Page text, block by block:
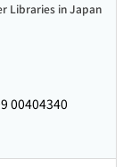
Libraries in Japan
00404340